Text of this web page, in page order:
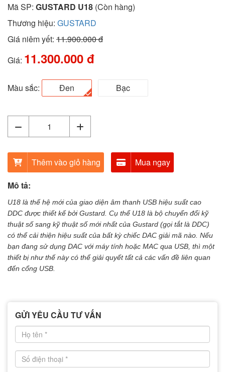
Mã SP: GUSTARD U18 (Còn hàng)
Thương hiệu: GUSTARD
Giá niêm yết: 11.900.000 đ
Giá: 11.300.000 đ
Màu sắc: Đen Bạc
Thêm vào giỏ hàng
Mua ngay
Mô tả:
U18 là thế hệ mới của giao diện âm thanh USB hiệu suất cao
DDC được thiết kế bởi Gustard. Cụ thể U18 là bộ chuyển đổi kỹ
thuật số sang kỹ thuật số mới nhất của Gustard (gọi tắt là DDC)
có thể cải thiện hiệu suất của bất kỳchiếc DAC giải mã nào . Nếu
bạn đang sử dụng DAC với máy tính hoặc MAC qua USB, thì một
thiết bị như thế này có thể giải quyết tất cả các vấn đề liên quan
đến cổng USB.
GỬI YÊU CẦU TƯ VẤN